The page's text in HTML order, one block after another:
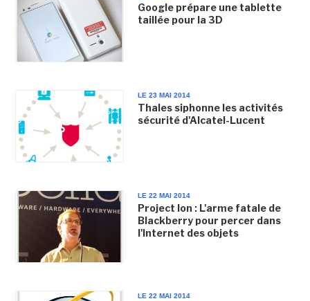
Google prépare une tablette
taillée pour la 3D
LE 23 MAI 2014
Thales siphonne les activités
sécurité d'Alcatel-Lucent
LE 22 MAI 2014
Project Ion : L'arme fatale de
Blackberry pour percer dans
l'Internet des objets
LE 22 MAI 2014